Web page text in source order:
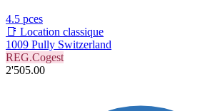
4.5 pces
📑 Location classique
1009 Pully Switzerland
REG.Cogest
2'505.00